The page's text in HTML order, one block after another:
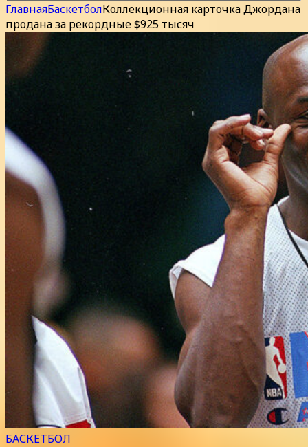
ГлавнаяБаскетболКоллекционная карточка Джордана
продана за рекордные $925 тысяч
БАСКЕТБОЛ